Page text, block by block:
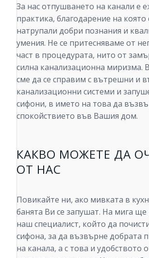
За нас отпушването на канали е
практика, благодарение на която
натрупали добри познания и
умения. Не се притесняваме от
част в процедурата, нито от
силна канализационна миризма.
сме да се справим с вътрешни и
канализационни системи и
сифони, в името на това да
спокойствието във Вашия дом.
КАКВО МОЖЕТЕ ДА
ОТ НАС
Повикайте ни, ако мивката в
банята Ви се запушат. На мига
наш специалист, който да
сифона, за да възвърне добрата
на канала, а с това и удобството